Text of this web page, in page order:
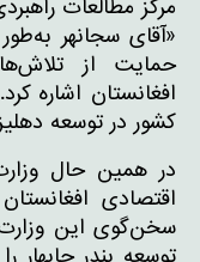
مرکز مطالعات
«آقای سجانهر
حمایت از
افغانستان اشاره
کشور در توسعه
در همین حال
اقتصادی
سخن‌گوی این